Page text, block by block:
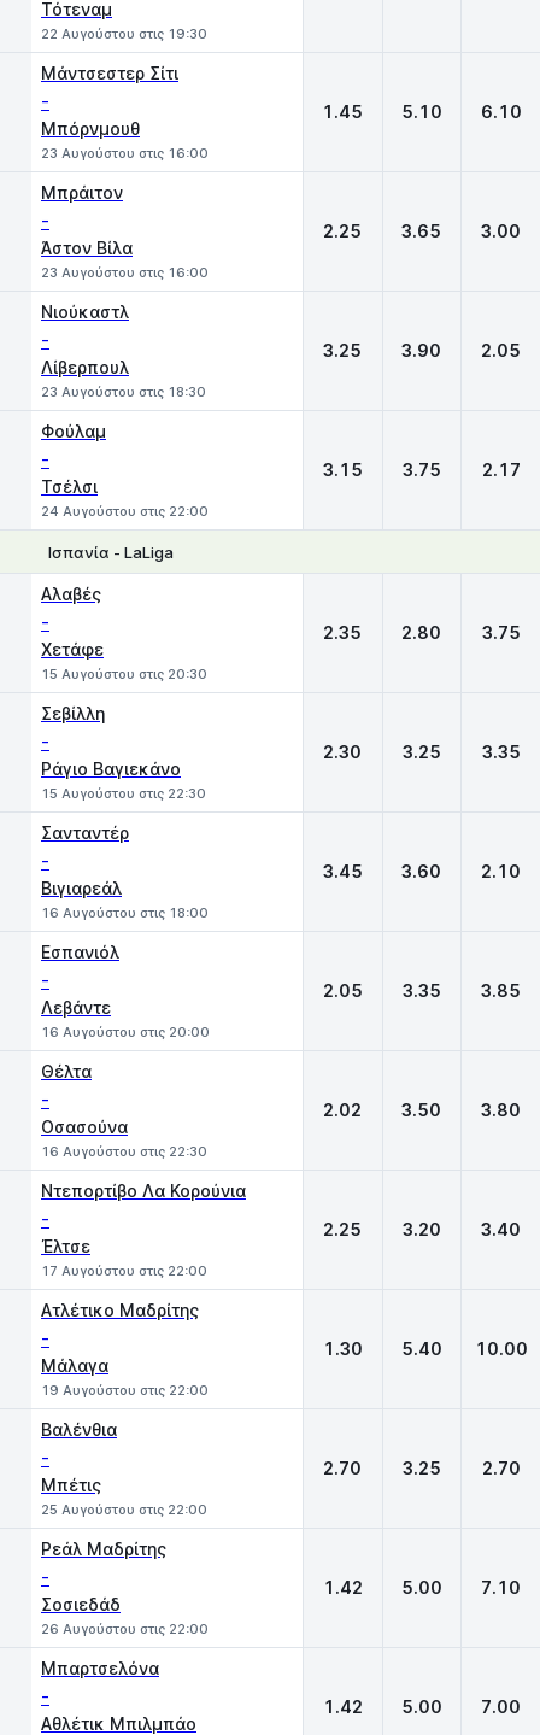
Τότεναμ
22 Αυγούστου στις 19:30
Μάντσεστερ Σίτι
-
Μπόρνμουθ
23 Αυγούστου στις 16:00
1.45 5.10 6.10
Μπράιτον
-
Άστον Βίλα
23 Αυγούστου στις 16:00
2.25 3.65 3.00
Νιούκαστλ
-
Λίβερπουλ
23 Αυγούστου στις 18:30
3.25 3.90 2.05
Φούλαμ
-
Τσέλσι
24 Αυγούστου στις 22:00
3.15 3.75 2.17
Ισπανία - LaLiga
Αλαβές
-
Χετάφε
15 Αυγούστου στις 20:30
2.35 2.80 3.75
Σεβίλλη
-
Ράγιο Βαγιεκάνο
15 Αυγούστου στις 22:30
2.30 3.25 3.35
Σανταντέρ
-
Βιγιαρεάλ
16 Αυγούστου στις 18:00
3.45 3.60 2.10
Εσπανιόλ
-
Λεβάντε
16 Αυγούστου στις 20:00
2.05 3.35 3.85
Θέλτα
-
Οσασούνα
16 Αυγούστου στις 22:30
2.02 3.50 3.80
Ντεπορτίβο Λα Κορούνια
-
Έλτσε
17 Αυγούστου στις 22:00
2.25 3.20 3.40
Ατλέτικο Μαδρίτης
-
Μάλαγα
19 Αυγούστου στις 22:00
1.30 5.40 10.00
Βαλένθια
-
Μπέτις
25 Αυγούστου στις 22:00
2.70 3.25 2.70
Ρεάλ Μαδρίτης
-
Σοσιεδάδ
26 Αυγούστου στις 22:00
1.42 5.00 7.10
Μπαρτσελόνα
-
Αθλέτικ Μπιλμπάο
1.42 5.00 7.00